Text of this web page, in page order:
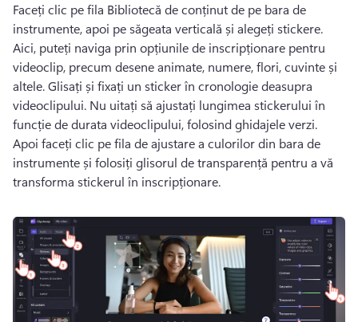
Faceți clic pe fila Bibliotecă de conținut de pe bara de
Aici, puteți naviga prin opțiunile de inscripționare pentru
videoclip, precum desene animate, numere, flori, cuvinte și
altele. Glisați și fixați un sticker în cronologie deasupra
videoclipului. Nu uitați să ajustați lungimea stickerului în
Apoi faceți clic pe fila de ajustare a culorilor din bara de
instrumente și folosiți glisorul de transparență pentru a vă
transforma stickerul în inscripționare.